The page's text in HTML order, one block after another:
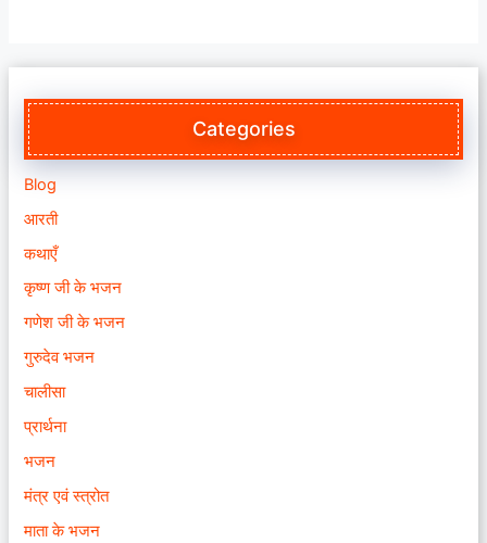
Categories
Blog
आरती
कथाएँ
कृष्ण जी के भजन
गणेश जी के भजन
गुरुदेव भजन
चालीसा
प्रार्थना
भजन
मंत्र एवं स्त्रोत
माता के भजन